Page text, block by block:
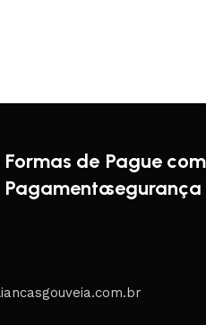
Formas de
Pagamento
Pague com
segurança